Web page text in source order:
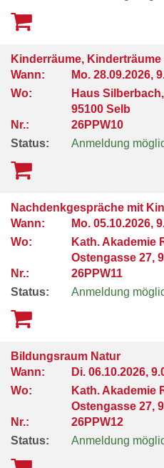
Kinderräume, Kinderträume
Wann:
Mo. 28.09.2026,
Wo:
Haus
95100 Selb
Nr.:
26PPW10
Status:
Anmeldung
Nachdenkgespräche mit
Wann:
Mo. 05.10.2026,
Wo:
Kath. Akademie
Ostengasse 27,
Nr.:
26PPW11
Status:
Anmeldung
Bildungsraum Natur
Wann:
Di. 06.10.2026,
Wo:
Kath. Akademie
Ostengasse 27,
Nr.:
26PPW12
Status:
Anmeldung